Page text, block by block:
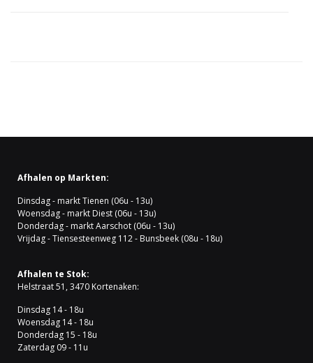
Afhalen op Markten:
Dinsdag - markt Tienen (06u - 13u)
Woensdag - markt Diest (06u - 13u)
Donderdag - markt Aarschot (06u - 13u)
Vrijdag - Tiensesteenweg 112 - Bunsbeek (08u - 18u)
Afhalen te Stok:
Helstraat 51, 3470 Kortenaken:
Dinsdag 14 - 18u
Woensdag 14 - 18u
Donderdag 15 - 18u
Zaterdag 09 - 11u